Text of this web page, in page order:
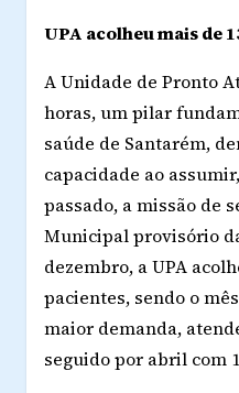
UPA acolheu mais de
A Unidade de Pronto
horas, um pilar
saúde de Santarém,
capacidade ao
passado, a missão de
Municipal provisório
dezembro, a UPA
pacientes, sendo o
maior demanda,
seguido por abril com